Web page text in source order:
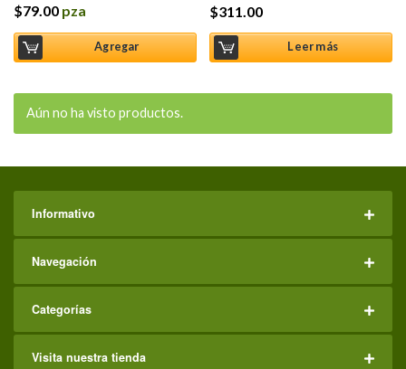
Valorado
3.00
de 5
$79.00 pza
Agregar
$311.00
Leer más
Aún no ha visto productos.
Informativo
Navegación
Categorías
Visita nuestra tienda